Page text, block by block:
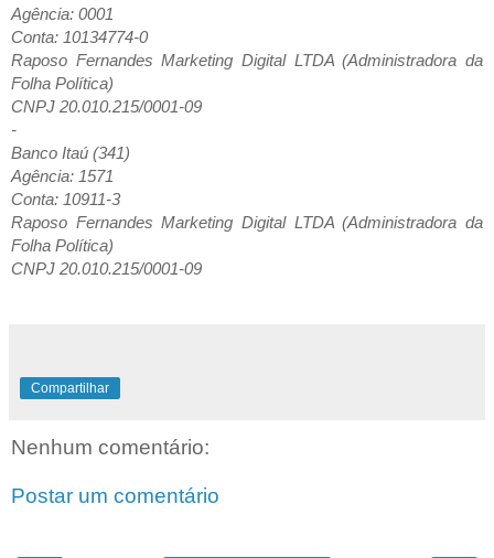
Agência: 0001
Conta: 10134774-0
Raposo Fernandes Marketing Digital LTDA (Administradora da
Folha Política)
CNPJ 20.010.215/0001-09
-
Banco Itaú (341)
Agência: 1571
Conta: 10911-3
Raposo Fernandes Marketing Digital LTDA (Administradora da
Folha Política)
CNPJ 20.010.215/0001-09
Compartilhar
Nenhum comentário:
Postar um comentário